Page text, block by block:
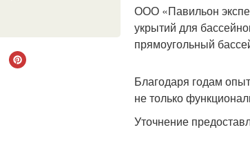
ООО «Павильон
укрытий для
прямоугольный
Благодаря годам
не только
Уточнение